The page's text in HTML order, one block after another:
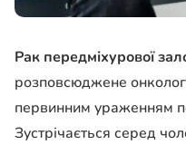
Рак передміхурової
розповсюджене
первинним ураженням
Зустрічається серед